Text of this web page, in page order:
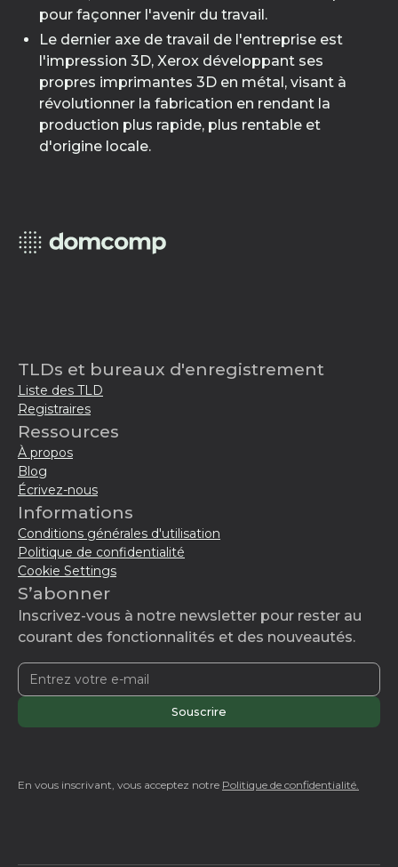
pour façonner l'avenir du travail.
Le dernier axe de travail de l'entreprise est
l'impression 3D, Xerox développant ses
propres imprimantes 3D en métal, visant à
révolutionner la fabrication en rendant la
production plus rapide, plus rentable et
d'origine locale.
TLDs et bureaux d'enregistrement
Liste des TLD
Registraires
Ressources
À propos
Blog
Écrivez-nous
Informations
Conditions générales d'utilisation
Politique de confidentialité
Cookie Settings
S’abonner
Inscrivez-vous à notre newsletter pour rester au
courant des fonctionnalités et des nouveautés.
En vous inscrivant, vous acceptez notre Politique de confidentialité.